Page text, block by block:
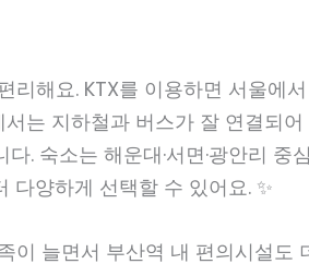
리해요. KTX를 이용하면 서울에
는 지하철과 버스가 잘 연결되
. 숙소는 해운대·서면·광안리 중
다양하게 선택할 수 있어요. ✨
이 늘면서 부산역 내 편의시설도